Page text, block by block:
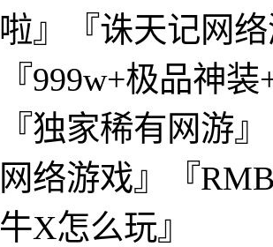
啦』『诛天记网
『999w+极品神
『独家稀有网游
网络游戏』『
牛X怎么玩』